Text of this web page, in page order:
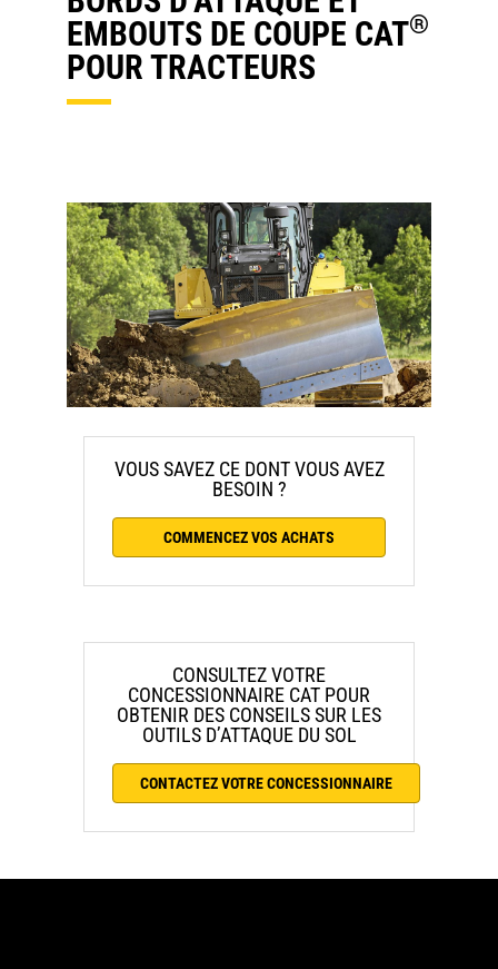
EMBOUTS DE COUPE CAT®
POUR TRACTEURS
VOUS SAVEZ CE DONT VOUS AVEZ
BESOIN ?
COMMENCEZ VOS ACHATS
CONSULTEZ VOTRE
CONCESSIONNAIRE CAT POUR
OBTENIR DES CONSEILS SUR LES
OUTILS D’ATTAQUE DU SOL
CONTACTEZ VOTRE CONCESSIONNAIRE